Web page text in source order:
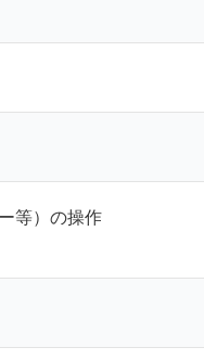
等）の操作